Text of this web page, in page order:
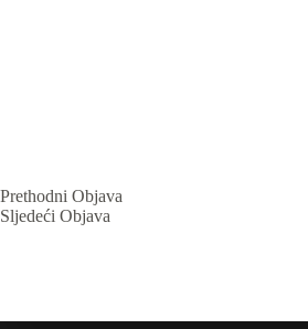
Prethodni Objava
Sljedeći Objava